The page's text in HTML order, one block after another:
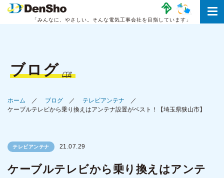
「みんなに、やさしい。 そんな電気工事会社を目指しています」
ブログ
ホーム ブログ
テレビアンテナ
ケーブルテレビから乗り換えはアンテナ設置がベスト！【埼玉県狭山市】
テレビアンテナ 21.07.29
ケーブルテレビから乗り換えはアンテ